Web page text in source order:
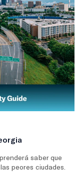
saber que
peores ciudades.